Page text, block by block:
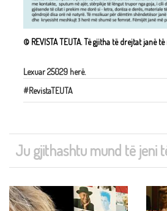
© REVISTA TEUTA. Të gjitha të drejtat janë
Lexuar 25029 herë.
#RevistaTEUTA
Ju gjithashtu mund të jeni